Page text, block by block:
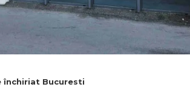
închiriat Bucuresti